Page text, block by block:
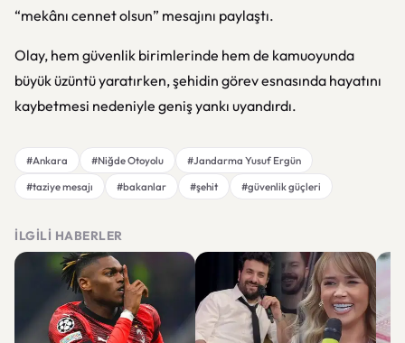
“mekânı cennet olsun” mesajını paylaştı.
Olay, hem güvenlik birimlerinde hem de kamuoyunda
büyük üzüntü yaratırken, şehidin görev esnasında hayatını
kaybetmesi nedeniyle geniş yankı uyandırdı.
#Ankara #Niğde Otoyolu
#Jandarma Yusuf Ergün
#taziye mesajı
#bakanlar #şehit #güvenlik güçleri
İLGILI HABERLER